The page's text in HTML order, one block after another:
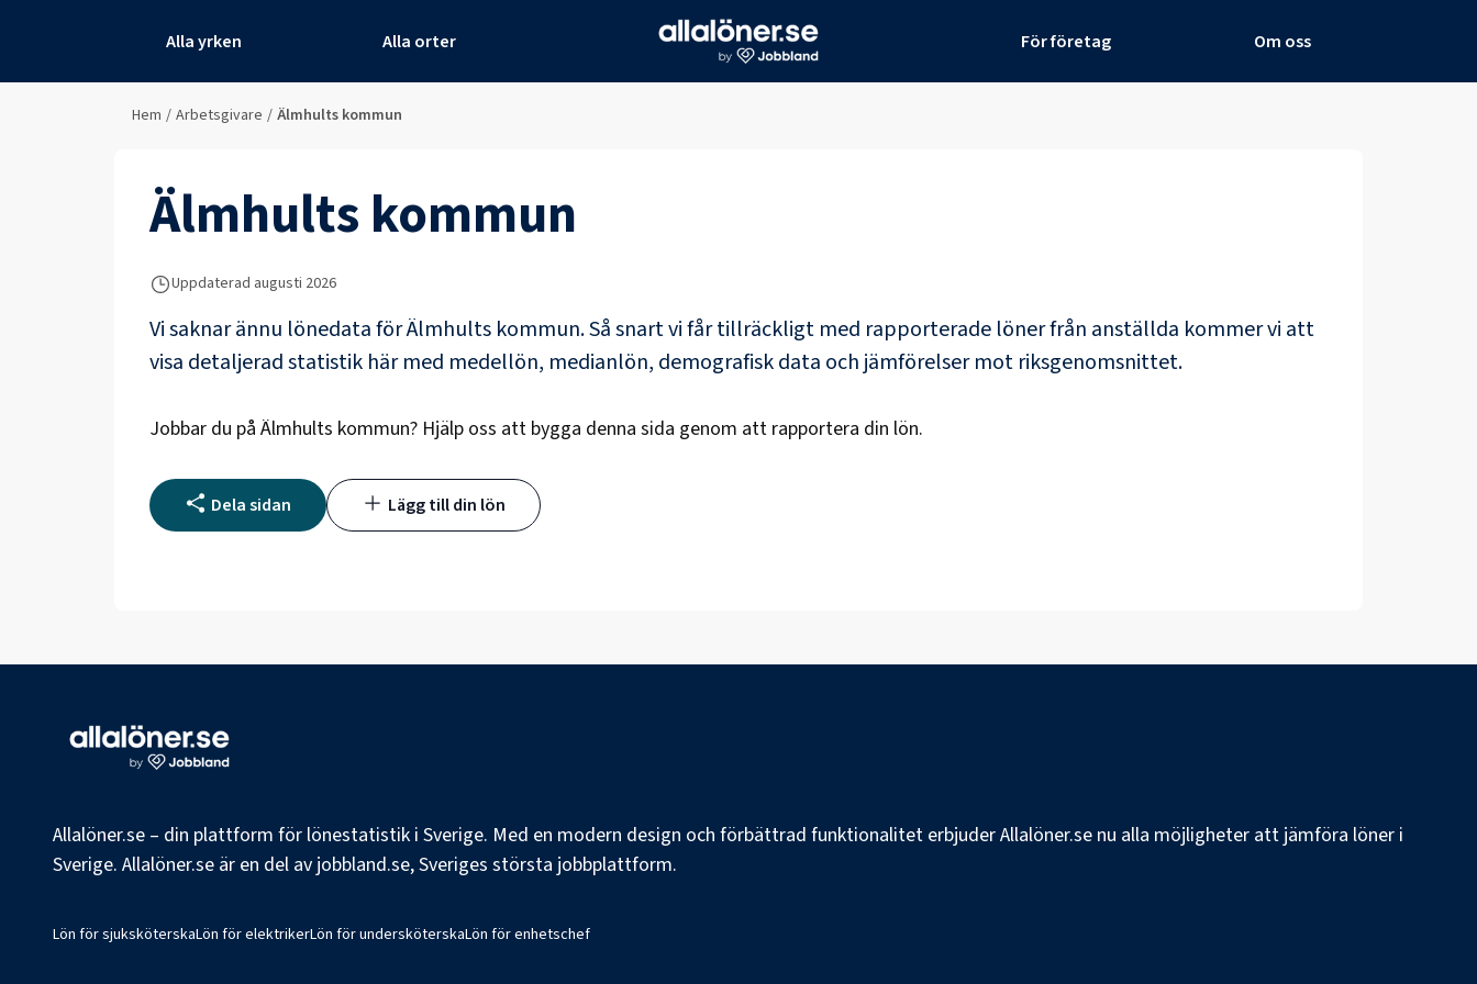
Alla yrken Alla orter För företag Om oss
Hem / Arbetsgivare / Älmhults kommun
Älmhults kommun
Uppdaterad augusti 2026
Vi saknar ännu lönedata förÄlmhults kommun. Så snart vi får tillräckligt med rapporterade löner från anställda kommer vi att
visa detaljerad statistik här med medellön, medianlön, demografisk data och jämförelser mot riksgenomsnittet.
Jobbar du på Älmhults kommun? Hjälp oss att bygga denna sida genom att rapportera din lön.
Dela sidan Lägg till din lön
Allalöner.se – din plattform för lönestatistik i Sverige. Med en modern design och förbättrad funktionalitet erbjuder Allalöner.se nu alla möjligheter att jämföra löner i
Sverige. Allalöner.se är en del av jobbland.se, Sveriges största jobbplattform.
Lön för sjuksköterskaLön för elektrikerLön för undersköterskaLön för enhetschef